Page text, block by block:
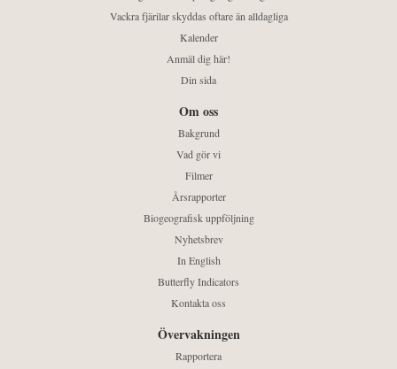
Vackra fjärilar skyddas oftare än alldagliga
Kalender
Anmäl dig här!
Din sida
Om oss
Bakgrund
Vad gör vi
Filmer
Årsrapporter
Biogeografisk uppföljning
Nyhetsbrev
In English
Butterfly Indicators
Kontakta oss
Övervakningen
Rapportera